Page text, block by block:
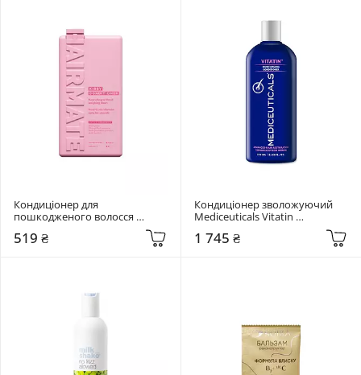
Кондиціонер для
пошкодженого волосся
Hairmate Kissy Conditioner 250
мл
519 ₴
Кондиціонер зволожуючий
Mediceuticals Vitatin
1 745 ₴